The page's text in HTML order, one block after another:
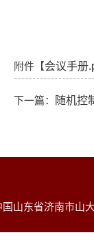
附件【会议手册
下一篇： 随机控
山东省济南市山